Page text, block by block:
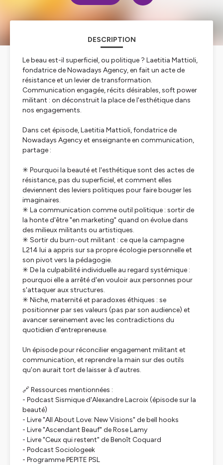
DESCRIPTION
Le beau est-il superficiel, ou politique ? Laetitia Mattioli,
fondatrice de Nowadays Agency, en fait un acte de
résistance et un levier de transformation.
Communication engagée, récits désirables, soft power
militant : on déconstruit la place de l'esthétique dans
nos engagements.
Dans cet épisode, Laetitia Mattioli, fondatrice de
Nowadays Agency et enseignante en communication,
partage :
✳︎ Pourquoi la beauté et l'esthétique sont des actes de
résistance, pas du superficiel, et comment elles
deviennent des leviers politiques pour faire bouger les
imaginaires.
✳︎ La communication comme outil politique : sortir de
la honte d'être "en marketing" quand on évolue dans
des milieux militants ou artistiques.
✳︎ Sortir du burn-out militant : ce que la campagne
L214 lui a appris sur sa propre écologie personnelle et
son pivot vers la pédagogie.
✳︎ De la culpabilité individuelle au regard systémique :
pourquoi elle a arrêté d'en vouloir aux personnes pour
s'attaquer aux structures.
✳︎ Niche, maternité et paradoxes éthiques : se
positionner par ses valeurs (pas par son audience) et
avancer sereinement avec les contradictions du
quotidien d'entrepreneuse.
Un épisode pour réconcilier engagement militant et
communication, et reprendre la main sur des outils
qu'on aurait tort de laisser à d'autres.
🔗 Ressources mentionnées :
- Podcast Sismique d'Alexandre Lacroix (épisode sur la
beauté)
- Livre "All About Love: New Visions" de bell hooks
- Livre "Ascendant Beauf" de Rose Lamy
- Livre "Ceux qui restent" de Benoît Coquard
- Podcast Sociologeek
- Programme PEPITE PSL